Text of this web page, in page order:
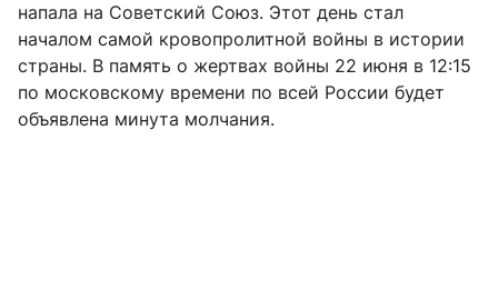
напала на Советский Союз. Этот день стал
началом самой кровопролитной войны в истории
страны. В память о жертвах войны 22 июня в 12:15
по московскому времени по всей России будет
объявлена минута молчания.